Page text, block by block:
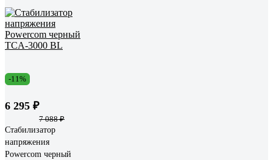
-11%
6 295 ₽
7 088 ₽
Стабилизатор
напряжения
Powercom черный